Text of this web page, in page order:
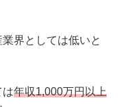
界としては低いと
は年収1,000万円以上